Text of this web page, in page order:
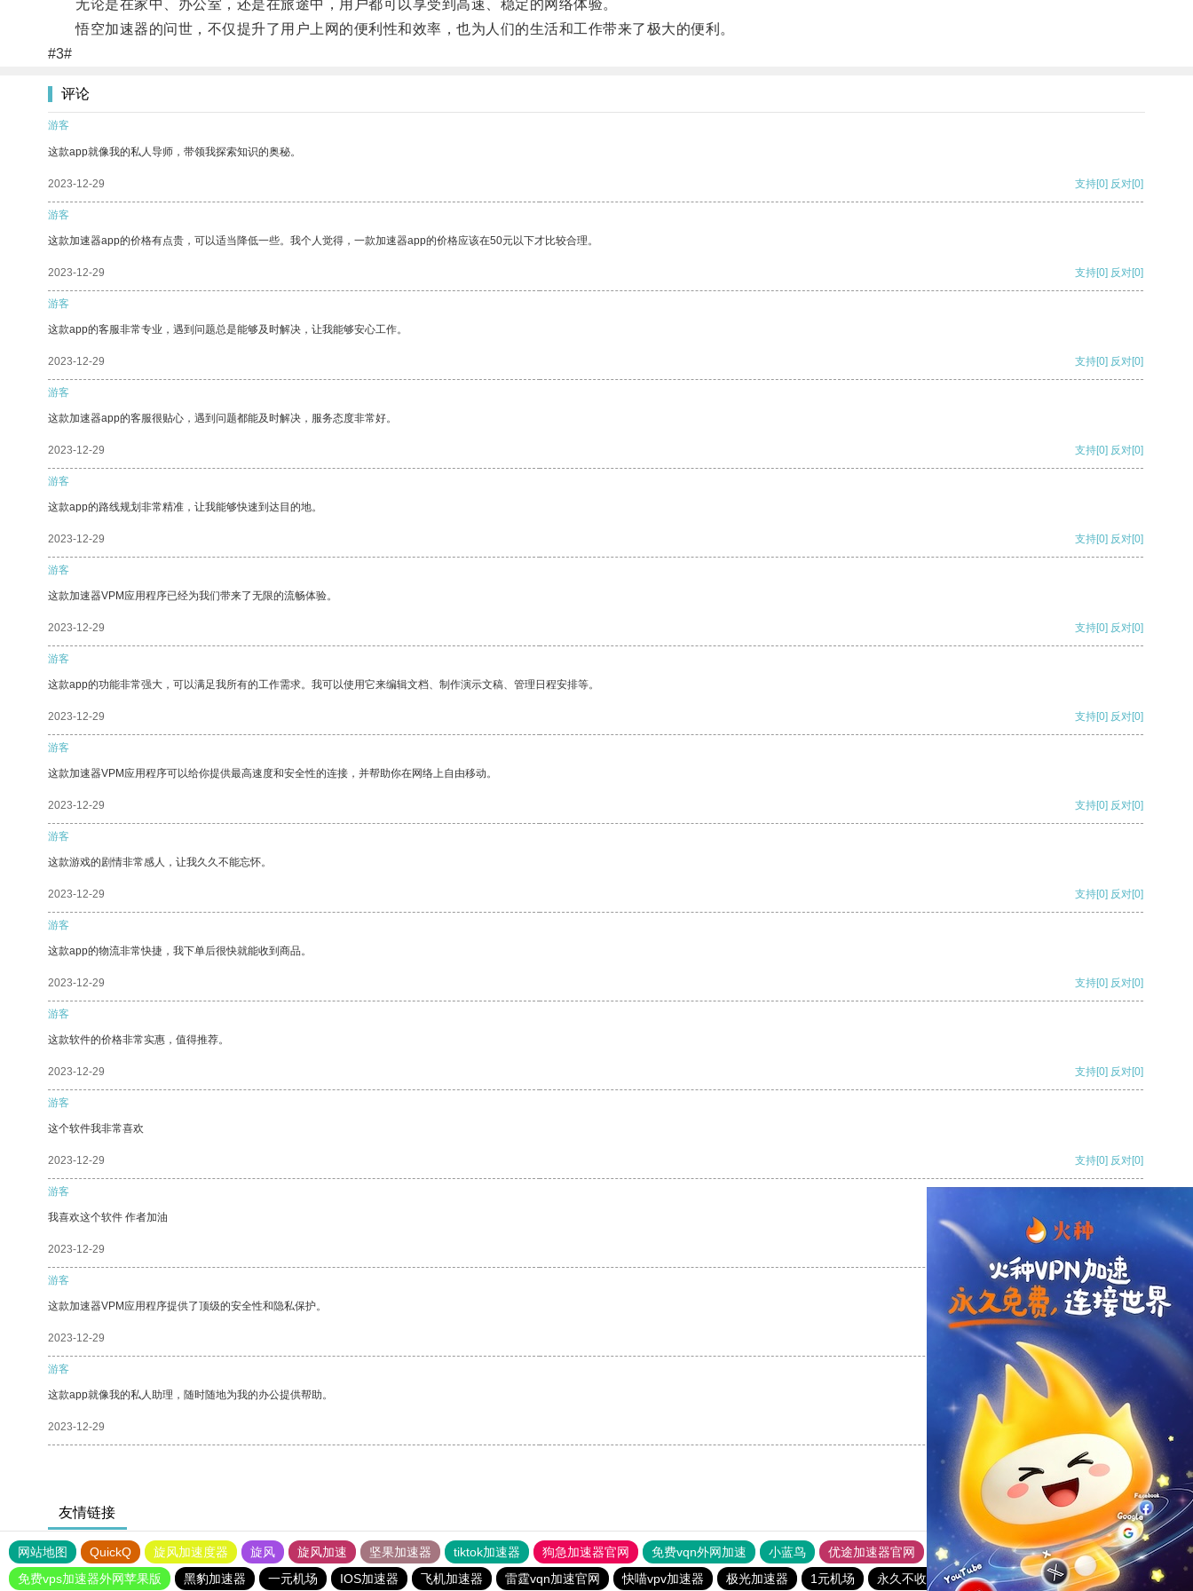
无论是在家中、办公室，还是在旅途中，用户都可以享受到高速、稳定的网络体验。
悟空加速器的问世，不仅提升了用户上网的便利性和效率，也为人们的生活和工作带来了极大的便利。
#3#
评论
游客
这款app就像我的私人导师，带领我探索知识的奥秘。
2023-12-29 支持[0] 反对[0]
游客
这款加速器app的价格有点贵，可以适当降低一些。我个人觉得，一款加速器app的价格应该在50元以下才比较合理。
2023-12-29 支持[0] 反对[0]
游客
这款app的客服非常专业，遇到问题总是能够及时解决，让我能够安心工作。
2023-12-29 支持[0] 反对[0]
游客
这款加速器app的客服很贴心，遇到问题都能及时解决，服务态度非常好。
2023-12-29 支持[0] 反对[0]
游客
这款app的路线规划非常精准，让我能够快速到达目的地。
2023-12-29 支持[0] 反对[0]
游客
这款加速器VPM应用程序已经为我们带来了无限的流畅体验。
2023-12-29 支持[0] 反对[0]
游客
这款app的功能非常强大，可以满足我所有的工作需求。我可以使用它来编辑文档、制作演示文稿、管理日程安排等。
2023-12-29 支持[0] 反对[0]
游客
这款加速器VPM应用程序可以给你提供最高速度和安全性的连接，并帮助你在网络上自由移动。
2023-12-29 支持[0] 反对[0]
游客
这款游戏的剧情非常感人，让我久久不能忘怀。
2023-12-29 支持[0] 反对[0]
游客
这款app的物流非常快捷，我下单后很快就能收到商品。
2023-12-29 支持[0] 反对[0]
游客
这款软件的价格非常实惠，值得推荐。
2023-12-29 支持[0] 反对[0]
游客
这个软件我非常喜欢
2023-12-29 支持[0] 反对[0]
游客
我喜欢这个软件 作者加油
2023-12-29
游客
这款加速器VPM应用程序提供了顶级的安全性和隐私保护。
2023-12-29 反对
游客
这款app就像我的私人助理，随时随地为我的办公提供帮助。
2023-12-29 反对[0]
友情链接
网站地图 QuickQ 旋风加速度器 旋风 旋风加速 坚果加速器 tiktok加速器 狗急加速器官网 免费vqn外网加速 小蓝鸟 优途加速器官网 风驰加速器 旋风加速器
八戒看书
免费vps加速器外网苹果版
黑豹加速器 一元机场 IOS加速器 飞机加速器 雷霆vqn加速官网 快喵vpv加速器 极光加速器 1元机场 永久不收费的nvp加速器 飞狗加速器